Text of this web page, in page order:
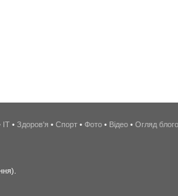
IT • Здоров'я • Спорт • Фото • Відео • Огляд